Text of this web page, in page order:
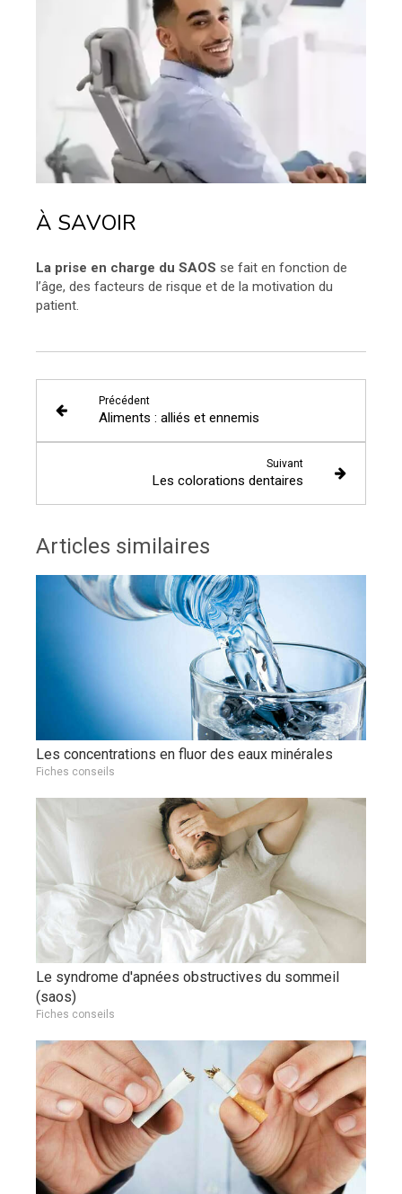
À SAVOIR
La prise en charge du SAOS se fait en fonction de
l’âge, des facteurs de risque et de la motivation du
patient.
Précédent
Aliments : alliés et ennemis
Suivant
Les colorations dentaires
Articles similaires
Les concentrations en fluor des eaux minérales
Fiches conseils
Le syndrome d'apnées obstructives du sommeil
(saos)
Fiches conseils